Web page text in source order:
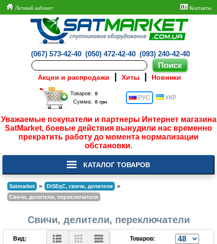
Личный кабинет Контакты
(067) 573-42-40 (050) 472-42-40 (093) 240-42-40
Акции и распродажи Хиты Новинки
Товаров:
Сумма:
РУС УКР
Уважаемые покупатели и партнеры Интернет магазина
SatMarket, боевые действия вынудили нас временно
прекратить работу до момента нормализации
обстановки.
КАТАЛОГ ТОВАРОВ
Satmarket » DiSEqC, свичи, делители »
Свичи, делители, переключатели
Свичи, делители, переключатели
Вид: Товаров: